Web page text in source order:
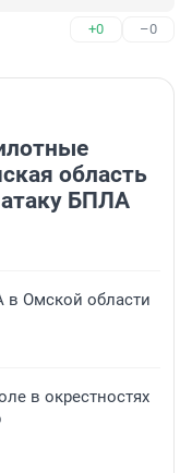
+0 –0
область
БПЛА
в Омской области
в окрестностях